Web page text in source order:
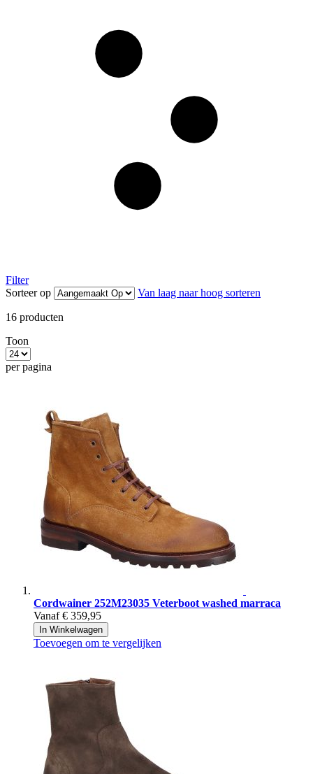
Filter
Sorteer op
Van laag naar hoog sorteren
16 producten
Toon
per pagina
Cordwainer 252M23035 Veterboot washed marraca
Vanaf € 359,95
In Winkelwagen
Toevoegen om te vergelijken